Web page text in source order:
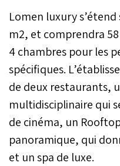
Lomen luxury
m2, et comprendra
4 chambres pour les
spécifiques.
de deux restaurants,
multidisciplinaire qui
de cinéma, un
panoramique, qui
et un spa de luxe.